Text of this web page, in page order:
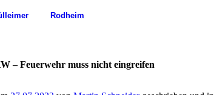
Rodheim
– Feuerwehr muss nicht eingreifen